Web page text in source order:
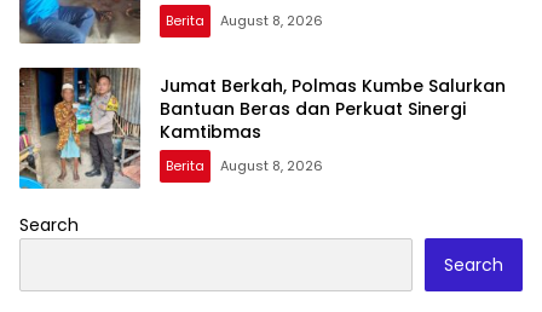
Berita August 8, 2026
Jumat Berkah, Polmas Kumbe Salurkan
Bantuan Beras dan Perkuat Sinergi
Kamtibmas
Berita August 8, 2026
Search
Search